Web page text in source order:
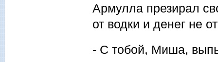
Армулла презирал
от водки и денег не
- С тобой, Миша,